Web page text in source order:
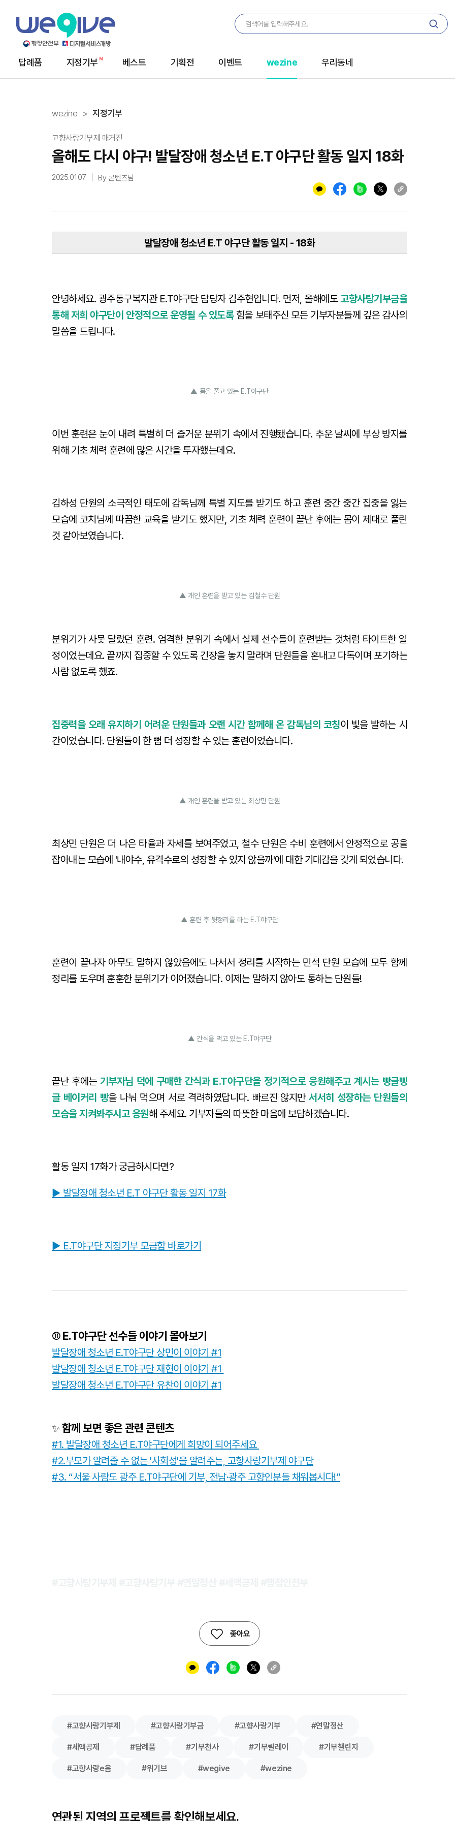
메
답례품 지정기부 베스트 기획전 이벤트 wezine 우리동네
wezine 지정기부
고향사랑기부제 매거진
올해도 다시 야구! 발달장애 청소년 E.T 야구단 활동 일지 18화
2025.01.07 By 콘텐츠팀
발달장애 청소년 E.T 야구단 활동 일지 - 18화
안녕하세요. 광주동구복지관 E.T야구단 담당자 김주현입니다. 먼저, 올해에도고향사랑기부금을
통해 저희 야구단이 안정적으로 운영될 수 있도록힘을 보태주신 모든 기부자분들께 깊은 감사의
말씀을 드립니다.
▲ 몸을 풀고 있는 E.T야구단
이번 훈련은 눈이 내려 특별히 더 즐거운 분위기 속에서 진행됐습니다. 추운 날씨에 부상 방지를
위해 기초 체력 훈련에 많은 시간을 투자했는데요.
김하성 단원의 소극적인 태도에 감독님께 특별 지도를 받기도 하고 훈련 중간 중간 집중을 잃는
모습에 코치님께 따끔한 교육을 받기도 했지만, 기초 체력 훈련이 끝난 후에는 몸이 제대로 풀린
것 같아보였습니다.
▲ 개인 훈련을 받고 있는 김철수 단원
분위기가 사뭇 달랐던 훈련. 엄격한 분위기 속에서 실제 선수들이 훈련받는 것처럼 타이트한 일
정이었는데요. 끝까지 집중할 수 있도록 긴장을 놓지 말라며 단원들을 혼내고 다독이며 포기하는
사람 없도록 했죠.
집중력을 오래 유지하기 어려운 단원들과 오랜 시간 함께해 온 감독님의 코칭이 빛을 발하는 시
간이었습니다. 단원들이 한 뼘 더 성장할 수 있는 훈련이었습니다.
▲ 개인 훈련을 받고 있는 최상민 단원
최상민 단원은 더 나은 타율과 자세를 보여주었고, 철수 단원은 수비 훈련에서 안정적으로 공을
잡아내는 모습에 '내야수, 유격수로의 성장할 수 있지 않을까'에 대한 기대감을 갖게 되었습니다.
▲ 훈련 후 뒷정리를 하는 E.T야구단
훈련이 끝나자 아무도 말하지 않았음에도 나서서 정리를 시작하는 민석 단원 모습에 모두 함께
정리를 도우며 훈훈한 분위기가 이어졌습니다. 이제는 말하지 않아도 통하는 단원들!
▲ 간식을 먹고 있는 E.T야구단
끝난 후에는 기부자님 덕에 구매한 간식과 E.T야구단을 정기적으로 응원해주고 계시는 빵글빵
글 베이커리 빵을 나눠 먹으며 서로 격려하였답니다. 빠르진 않지만서서히 성장하는 단원들의
모습을 지켜봐주시고 응원해 주세요. 기부자들의 따뜻한 마음에 보답하겠습니다.
활동 일지 17화가 궁금하시다면?
▶ 발달장애 청소년 E.T 야구단 활동 일지 17화
▶ E.T야구단 지정기부 모금함 바로가기
⚾E.T야구단 선수들 이야기 몰아보기
발달장애 청소년 E.T야구단 상민이 이야기 #1
발달장애 청소년 E.T야구단 재현이 이야기 #1
발달장애 청소년 E.T야구단 유찬이 이야기 #1
✨함께 보면 좋은 관련 콘텐츠
#1. 발달장애 청소년 E.T야구단에게 희망이 되어주세요
#2.부모가 알려줄 수 없는 '사회성'을 알려주는, 고향사랑기부제 야구단
#3. “서울 사람도 광주 E.T야구단에 기부, 전남·광주 고향인분들 채워봅시다!”
좋아요
#고향사랑기부제 #고향사랑기부금 #고향사랑기부 #연말정산
#세액공제 #답례품 #기부천사 #기부릴레이 #기부챌린지
#고향사랑e음 #위기브 #wegive #wezine
연관된 지역의 프로젝트를 확인해보세요.